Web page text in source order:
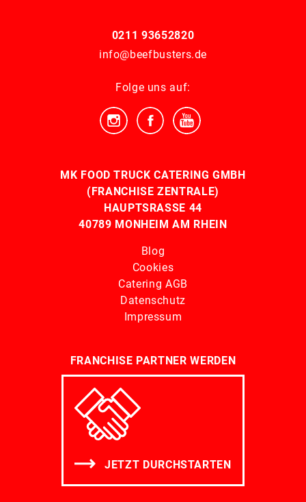
0211 93652820
info@beefbusters.de
Folge uns auf:
MK FOOD TRUCK CATERING GMBH
(FRANCHISE ZENTRALE)
HAUPTSRASSE 44
40789 MONHEIM AM RHEIN
Blog
Cookies
Catering AGB
Datenschutz
Impressum
FRANCHISE PARTNER WERDEN
JETZT DURCHSTARTEN